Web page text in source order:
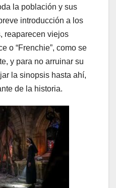
la población y sus
introducción a los
reaparecen viejos
o “Frenchie”, como se
y para no arruinar su
la sinopsis hasta ahí,
de la historia.